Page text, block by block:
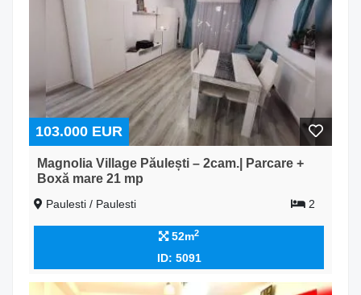
103.000 EUR
Magnolia Village Păulești – 2cam.| Parcare +
Boxă mare 21 mp
Paulesti / Paulesti 2
52m2
ID: 5091